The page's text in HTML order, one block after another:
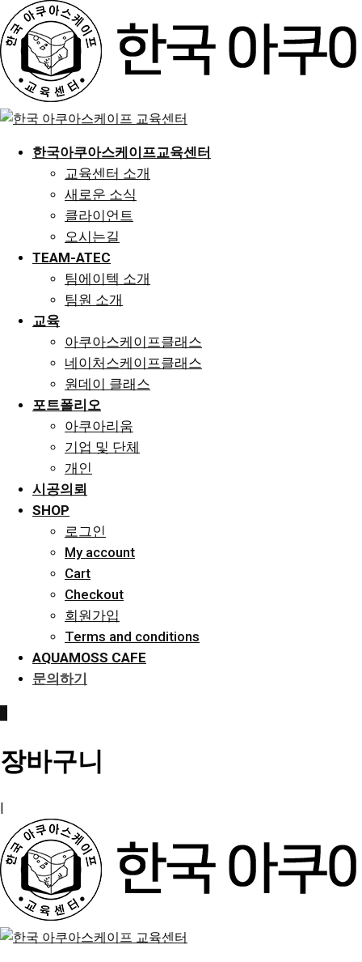
Skip
to
content
한국아쿠아스케이프교육센터
교육센터 소개
새로운 소식
클라이언트
오시는길
TEAM-ATEC
팀에이텍 소개
팀원 소개
교육
아쿠아스케이프클래스
네이처스케이프클래스
원데이 클래스
포트폴리오
아쿠아리움
기업 및 단체
개인
시공의뢰
SHOP
로그인
My account
Cart
Checkout
회원가입
Terms and conditions
AQUAMOSS CAFE
문의하기
장바구니
|